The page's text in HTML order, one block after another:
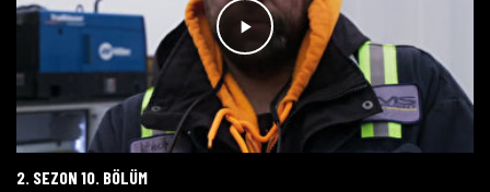
2. SEZON 10. BÖLÜM